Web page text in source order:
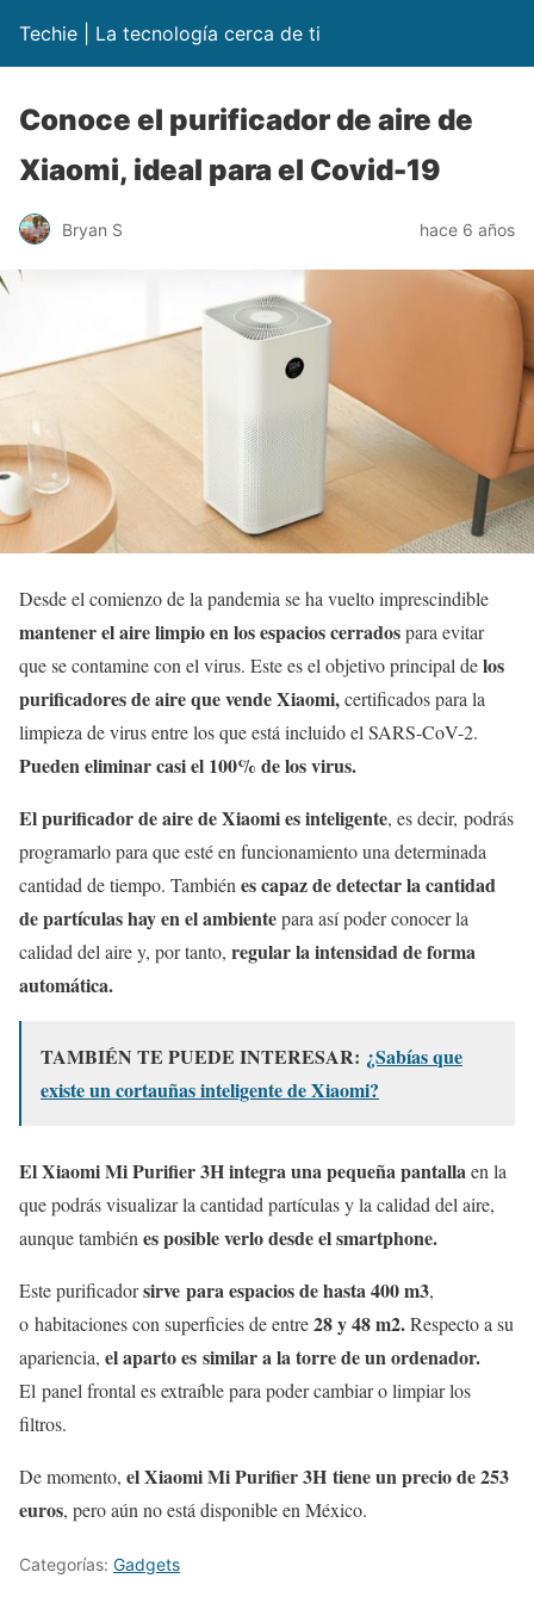
Techie | La tecnología cerca de ti
Conoce el purificador de aire de
Xiaomi, ideal para el Covid-19
Bryan S hace 6 años
Desde el comienzo de la pandemia se ha vuelto imprescindible
mantener el aire limpio en los espacios cerradospara evitar
que se contamine con el virus. Este es el objetivo principal delos
purificadores de aire que vende Xiaomi,certificados para la
limpieza de virus entre los que está incluido el SARS-CoV-2.
Pueden eliminar casi el 100% de los virus.
El purificador de aire de Xiaomi es inteligente, es decir, podrás
programarlo para que esté en funcionamiento una determinada
cantidad de tiempo. Tambiénes capaz de detectar la cantidad
de partículas hay en el ambientepara así poder conocer la
calidad del aire y, por tanto, regular la intensidad de forma
automática.
TAMBIÉN TE PUEDE INTERESAR: ¿Sabías que
existe un cortauñas inteligente de Xiaomi?
El Xiaomi Mi Purifier 3H integra una pequeña pantallaen la
que podrás visualizar la cantidad partículas y la calidad del aire,
aunque tambiénes posible verlo desde el smartphone.
Este purificadorsirve para espacios de hasta 400 m3,
o habitaciones con superficies de entre28 y 48 m2.Respecto a su
apariencia, el aparto es similar a la torre de un ordenador.
El panel frontal es extraíble para poder cambiar o limpiar los
filtros.
De momento, el Xiaomi Mi Purifier 3H tiene un precio de 253
euros, pero aún no está disponible en México.
Categorías: Gadgets